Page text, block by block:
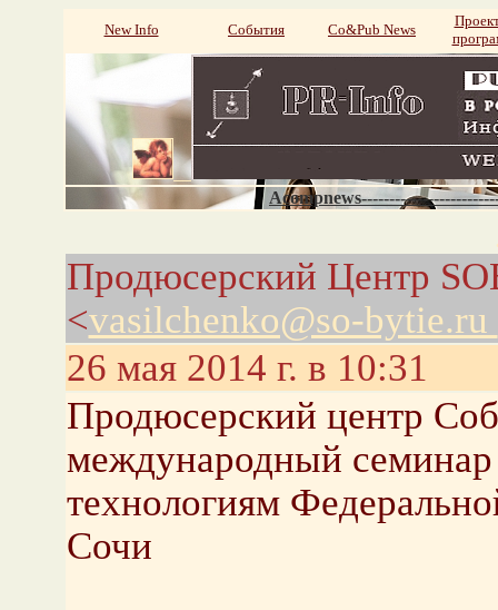
New Info События Со&Pub News
Продюсерский Центр
<vasilchenko@so-bytie.ru
26 мая 2014 г. в 10:31
Продюсерский центр
международный
технологиям
Сочи